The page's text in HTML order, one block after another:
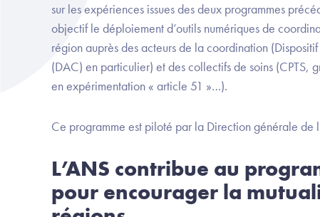
sur les expériences issues des deux programmes
objectif le déploiement d’outils numériques de
région auprès des acteurs de la coordination
(DAC) en particulier) et des collectifs de soins (CPTS,
en expérimentation « article 51 »…).
Ce programme est piloté par la Direction générale de
L’ANS contribue au
pour encourager la